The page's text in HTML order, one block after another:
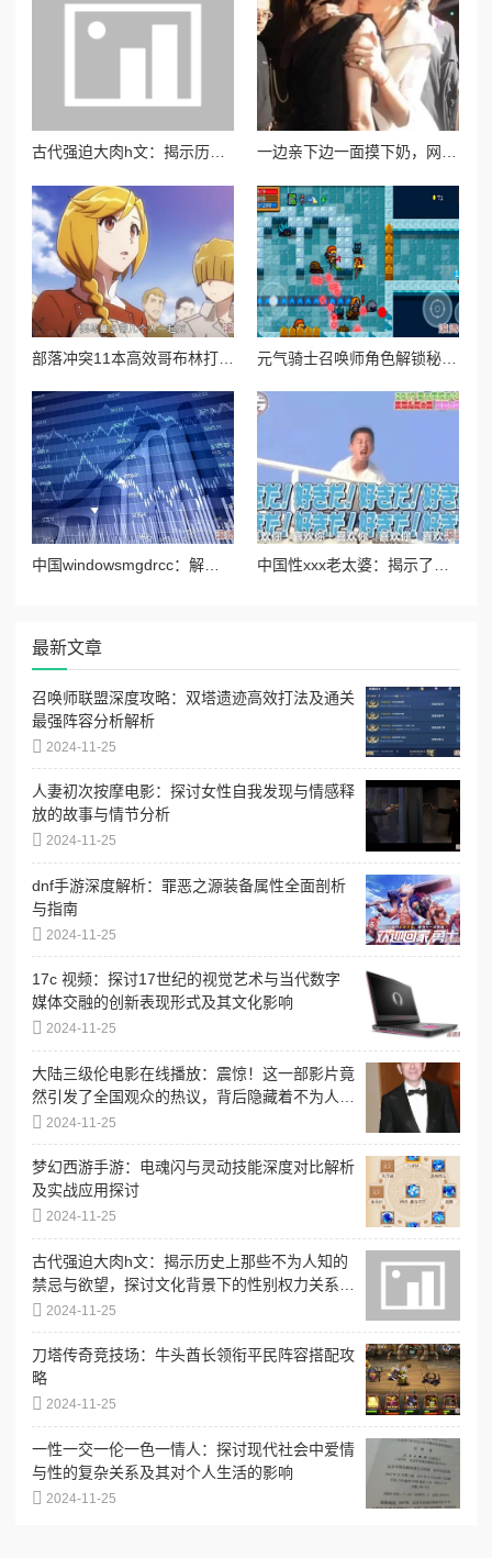
古代强迫大肉h文：揭示历史上那些不为人知的禁忌与欲望，探讨文化背景下的性别权力关系与社会风俗 一边亲下边一面摸下奶，网友疑似目击明星绯闻现场揭秘
元气骑士召唤师角色解锁秘籍：高效策略推荐，带上骑士助你轻松达成
最新文章
召唤师联盟深度攻略：双塔遗迹高效打法及通关
最强阵容分析解析
2024-11-25
人妻初次按摩电影：探讨女性自我发现与情感释
放的故事与情节分析
2024-11-25
dnf手游深度解析：罪恶之源装备属性全面剖析
与指南
2024-11-25
17c 视频：探讨17世纪的视觉艺术与当代数字
媒体交融的创新表现形式及其文化影响
2024-11-25
大陆三级伦电影在线播放：震惊！这一部影片竟
然引发了全国观众的热议，背后隐藏着不为人知
的故事！
2024-11-25
梦幻西游手游：电魂闪与灵动技能深度对比解析
及实战应用探讨
2024-11-25
古代强迫大肉h文：揭示历史上那些不为人知的
禁忌与欲望，探讨文化背景下的性别权力关系与
社会风俗
2024-11-25
刀塔传奇竞技场：牛头酋长领衔平民阵容搭配攻
略
2024-11-25
一性一交一伦一色一情人：探讨现代社会中爱情
与性的复杂关系及其对个人生活的影响
2024-11-25